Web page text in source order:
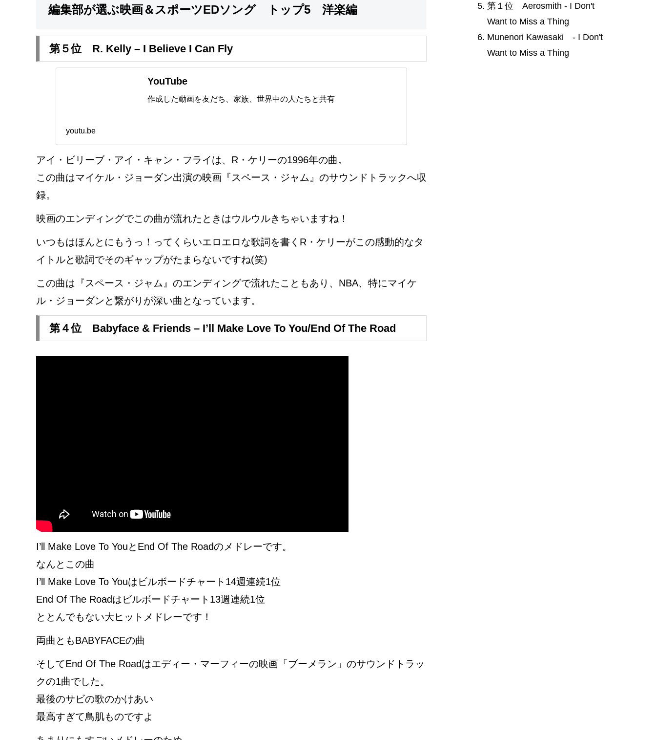
編集部が選ぶ映画＆スポーツEDソング トップ5 洋楽編
第５位 R. Kelly – I Believe I Can Fly
YouTube
作成した動画を友だち、家族、世界中の人たちと共有
youtu.be
アイ・ビリーブ・アイ・キャン・フライは、R・ケリーの1996年の曲。
この曲はマイケル・ジョーダン出演の映画『スペース・ジャム』のサウンドトラックへ収
録。
映画のエンディングでこの曲が流れたときはウルウルきちゃいますね！
いつもはほんとにもうっ！ってくらいエロエロな歌詞を書くR・ケリーがこの感動的なタ
イトルと歌詞でそのギャップがたまらないですね(笑)
この曲は『スペース・ジャム』のエンディングで流れたこともあり、NBA、特にマイケ
ル・ジョーダンと繋がりが深い曲となっています。
第４位 Babyface & Friends – I’ll Make Love To You/End Of The Road
I’ll Make Love To YouとEnd Of The Roadのメドレーです。
なんとこの曲
I’ll Make Love To Youはビルボードチャート14週連続1位
End Of The Roadはビルボードチャート13週連続1位
ととんでもない大ヒットメドレーです！
両曲ともBABYFACEの曲
そしてEnd Of The Roadはエディー・マーフィーの映画「ブーメラン」のサウンドトラッ
クの1曲でした。
最後のサビの歌のかけあい
最高すぎて鳥肌ものですよ
第１位 Aerosmith - I Don't
Want to Miss a Thing
Munenori Kawasaki - I Don't
Want to Miss a Thing